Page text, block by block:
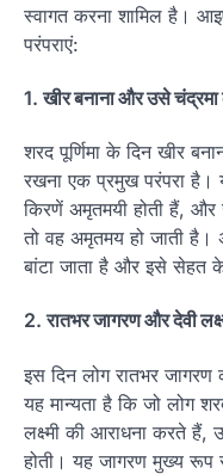
स्वागत करना शामिल है।
परंपराएं:
1.खीर बनाना और उसे चंद्रमा
शरद पूर्णिमा के दिन खीर
रखना एक प्रमुख परंपरा है।
किरणें अमृतमयी होती हैं,
तो वह अमृतमय हो जाती
बांटा जाता है और इसे सेहत के
2.रातभर जागरण और देवी
इस दिन लोग रातभर
यह मान्यता है कि जो लोग
लक्ष्मी की आराधना करते हैं,
होती। यह जागरण मुख्य रूप